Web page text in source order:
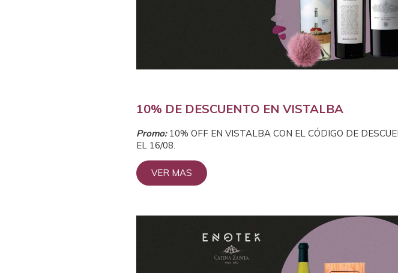
10% DE DESCUENTO EN VISTALBA
Promo: 10% OFF EN VISTALBA CON EL CÓDIGO DE
EL 16/08.
VER MAS